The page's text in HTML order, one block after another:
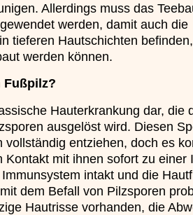
Allerdings muss das
werden, damit auch die
tieferen Hautschichten befinden,
werden können.
Fußpilz?
Hauterkrankung dar, die
ausgelöst wird. Diesen
vollständig entziehen, doch es
Kontakt mit ihnen sofort zu einer
intakt und die
dem Befall von Pilzsporen
Hautrisse vorhanden, die